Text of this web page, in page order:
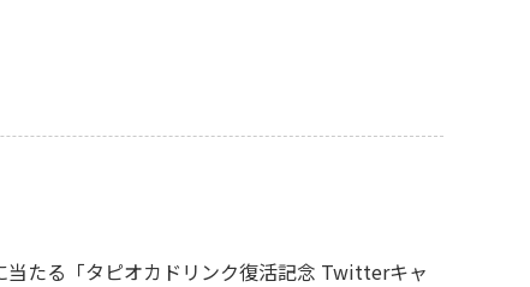
たる「タピオカドリンク復活記念 Twitterキャ